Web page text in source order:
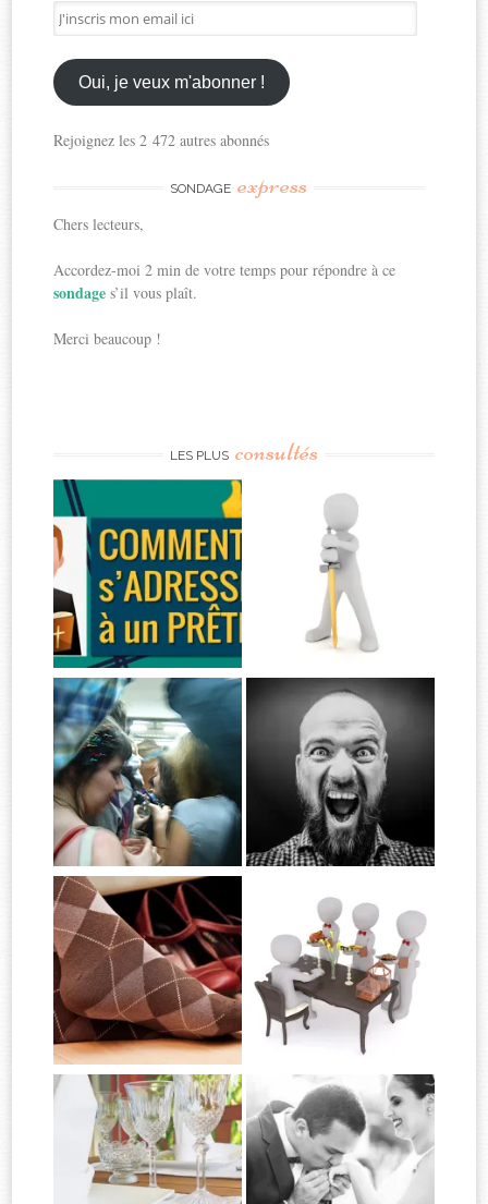
J'inscris
mon
email
ici
Oui, je veux m'abonner !
Rejoignez les 2 472 autres abonnés
SONDAGE express
Chers lecteurs,
Accordez-moi 2 min de votre temps pour répondre à ce
sondages’il vous plaît.
Merci beaucoup !
LES PLUS consultés